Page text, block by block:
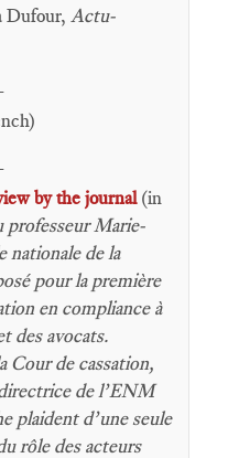
Dufour, Actu-
by the journal (in
professeur Marie-
nationale de la
pour la première
en compliance à
des avocats.
Cour de cassation,
de l’ENM
plaident d’une seule
rôle des acteurs